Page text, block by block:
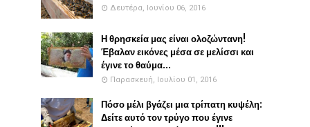
Δευτέρα, Ιουνίου 06, 2016
Η θρησκεία μας είναι ολοζώντανη!
Έβαλαν εικόνες μέσα σε μελίσσι και
έγινε το θαύμα...
Παρασκευή, Ιουλίου 01, 2016
Πόσο μέλι βγάζει μια τρίπατη κυψέλη:
Δείτε αυτό τον τρύγο που έγινε